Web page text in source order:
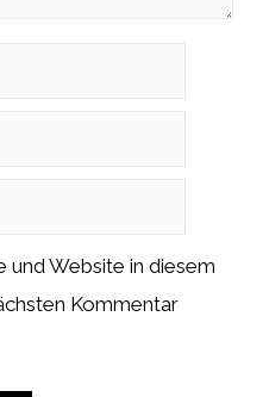
und Website in diesem
Kommentar